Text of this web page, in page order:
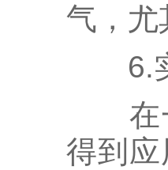
气，尤
6.实
在一
得到